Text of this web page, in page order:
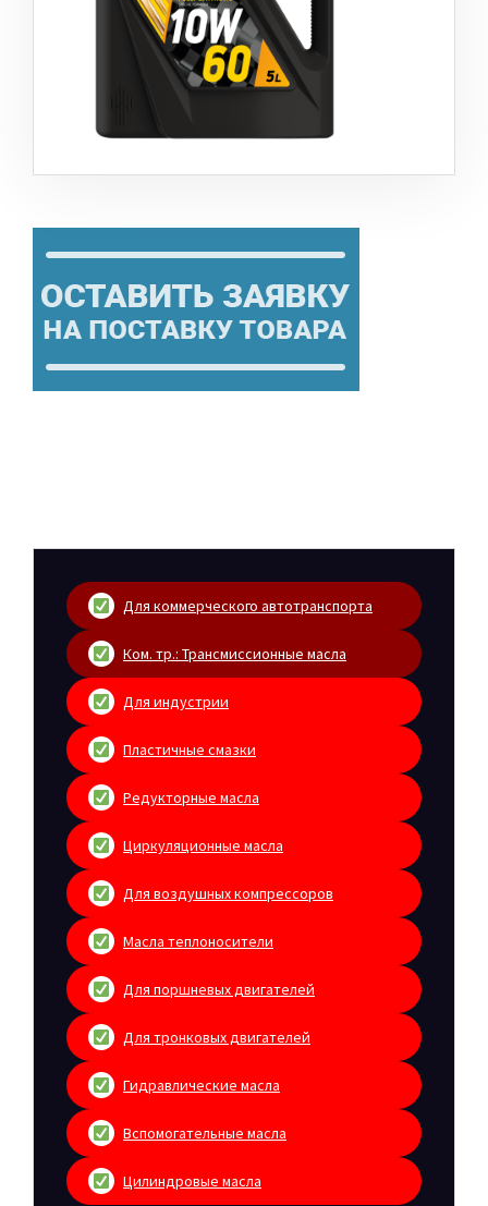
Для коммерческого автотранспорта
Ком. тр.: Трансмиссионные масла
Для индустрии
Пластичные смазки
Редукторные масла
Циркуляционные масла
Для воздушных компрессоров
Масла теплоносители
Для поршневых двигателей
Для тронковых двигателей
Гидравлические масла
Вспомогательные масла
Цилиндровые масла